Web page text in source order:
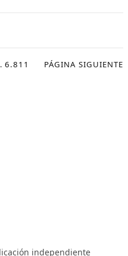
6.811 PÁGINA SIGUIENTE
independiente